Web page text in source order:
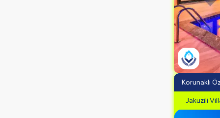
Korunaklı
Jakuzili